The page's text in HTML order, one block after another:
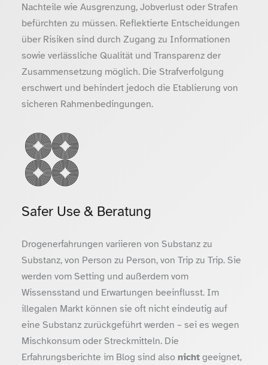
Nachteile wie Ausgrenzung, Jobverlust oder Strafen
befürchten zu müssen. Reflektierte Entscheidungen
über Risiken sind durch Zugang zu Informationen
sowie verlässliche Qualität und Transparenz der
Zusammensetzung möglich. Die Strafverfolgung
erschwert und behindert jedoch die Etablierung von
sicheren Rahmenbedingungen.
Safer Use & Beratung
Drogenerfahrungen variieren von Substanz zu
Substanz, von Person zu Person, von Trip zu Trip. Sie
werden vom Setting und außerdem vom
Wissensstand und Erwartungen beeinflusst. Im
illegalen Markt können sie oft nicht eindeutig auf
eine Substanz zurückgeführt werden – sei es wegen
Mischkonsum oder Streckmitteln. Die
Erfahrungsberichte im Blog sind also nichtgeeignet,